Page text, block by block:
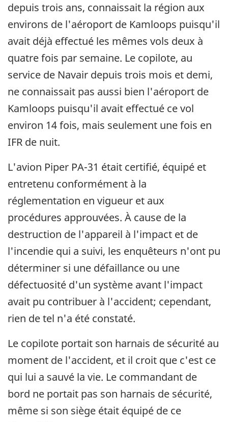
depuis trois ans, connaissait la région aux
environs de l'aéroport de Kamloops puisqu'il
avait déjà effectué les mêmes vols deux à
quatre fois par semaine. Le copilote, au
service de Navair depuis trois mois et demi,
ne connaissait pas aussi bien l'aéroport de
Kamloops puisqu'il avait effectué ce vol
environ 14 fois, mais seulement une fois en
IFR de nuit.
L'avion Piper PA-31 était certifié, équipé et
entretenu conformément à la
réglementation en vigueur et aux
procédures approuvées. À cause de la
destruction de l'appareil à l'impact et de
l'incendie qui a suivi, les enquêteurs n'ont pu
déterminer si une défaillance ou une
défectuosité d'un système avant l'impact
avait pu contribuer à l'accident; cependant,
rien de tel n'a été constaté.
Le copilote portait son harnais de sécurité au
moment de l'accident, et il croit que c'est ce
qui lui a sauvé la vie. Le commandant de
bord ne portait pas son harnais de sécurité,
même si son siège était équipé de ce